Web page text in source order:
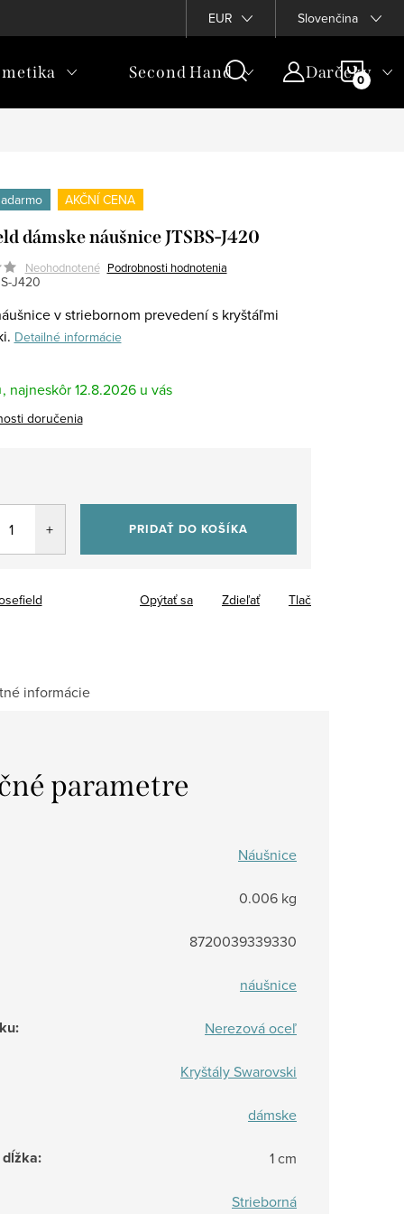
EUR Slovenčina
Second Hand Darčeky
AKČNÍ CENA
dámske náušnice JTSBS-J420
Neohodnotené Podrobnosti hodnotenia
J420
v striebornom prevedení s kryštáľmi
Detailné informácie
12.8.2026
doručenia
PRIDAŤ DO KOŠÍKA
Tlač
Opýtať sa Zdieľať
informácie
parametre
Náušnice
0.006 kg
8720039339330
náušnice
: Nerezová oceľ
Kryštály Swarovski
dámske
: 1 cm
Strieborná